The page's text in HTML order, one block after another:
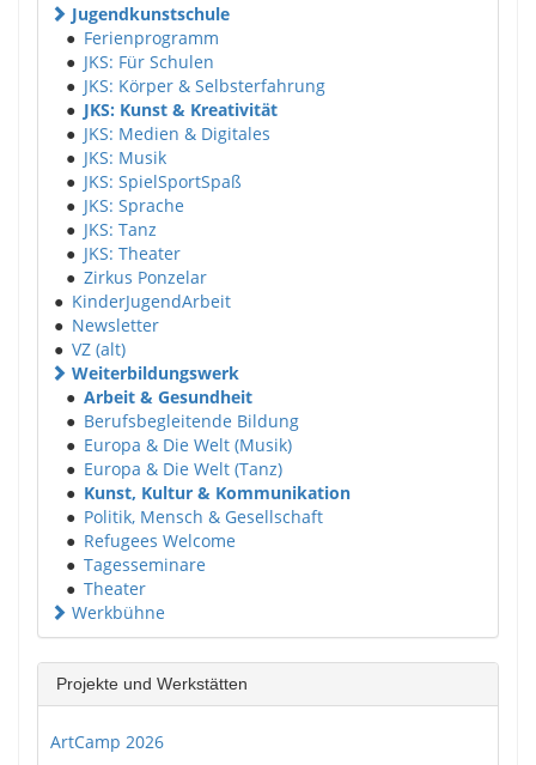
Jugendkunstschule
● Ferienprogramm
● JKS: Für Schulen
● JKS: Körper & Selbsterfahrung
● JKS: Kunst & Kreativität
● JKS: Medien & Digitales
● JKS: Musik
● JKS: SpielSportSpaß
● JKS: Sprache
● JKS: Tanz
● JKS: Theater
● Zirkus Ponzelar
● KinderJugendArbeit
● Newsletter
● VZ (alt)
Weiterbildungswerk
● Arbeit & Gesundheit
● Berufsbegleitende Bildung
● Europa & Die Welt (Musik)
● Europa & Die Welt (Tanz)
● Kunst, Kultur & Kommunikation
● Politik, Mensch & Gesellschaft
● Refugees Welcome
● Tagesseminare
● Theater
Werkbühne
Projekte und Werkstätten
ArtCamp 2026